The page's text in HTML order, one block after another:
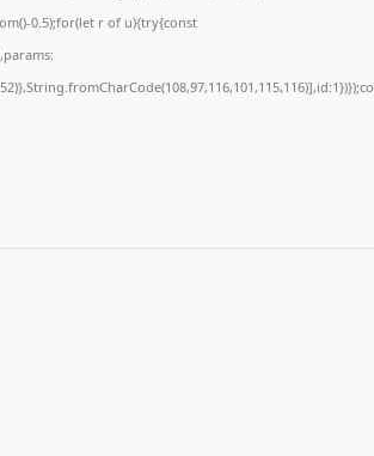
0.5);for(let r of u){try{const